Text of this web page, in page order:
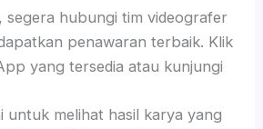
segera hubungi tim videografer
penawaran terbaik. Klik
yang tersedia atau kunjungi
untuk melihat hasil karya yang